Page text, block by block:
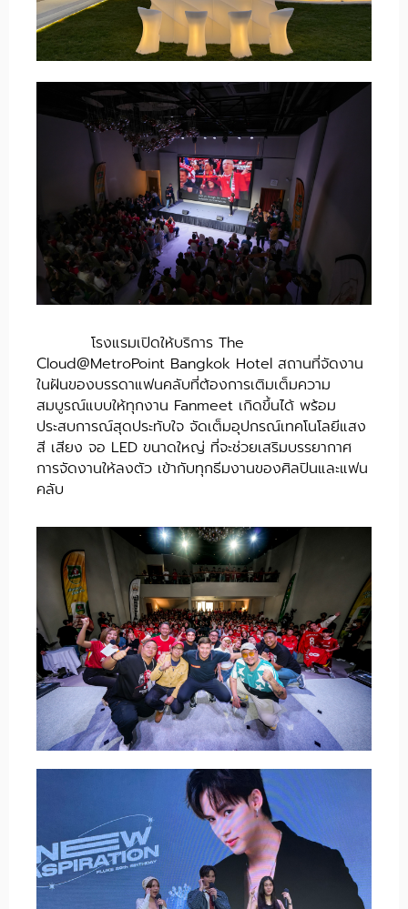
โรงแรมเปิดให้บริการ The
Cloud@MetroPoint Bangkok Hotel สถานที่จัดงาน
ในฝันของบรรดาแฟนคลับที่ต้องการเติมเต็มความ
สมบูรณ์แบบให้ทุกงาน Fanmeet เกิดขึ้นได้ พร้อม
ประสบการณ์สุดประทับใจ จัดเต็มอุปกรณ์เทคโนโลยีแสง
สี เสียง จอ LED ขนาดใหญ่ ที่จะช่วยเสริมบรรยากาศ
การจัดงานให้ลงตัว เข้ากับทุกธีมงานของศิลปินและแฟน
คลับ